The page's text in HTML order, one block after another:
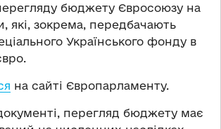
бюджету Євросоюзу на
які, зокрема, передбачають
Українського фонду в
на сайті Європарламенту.
перегляд бюджету має